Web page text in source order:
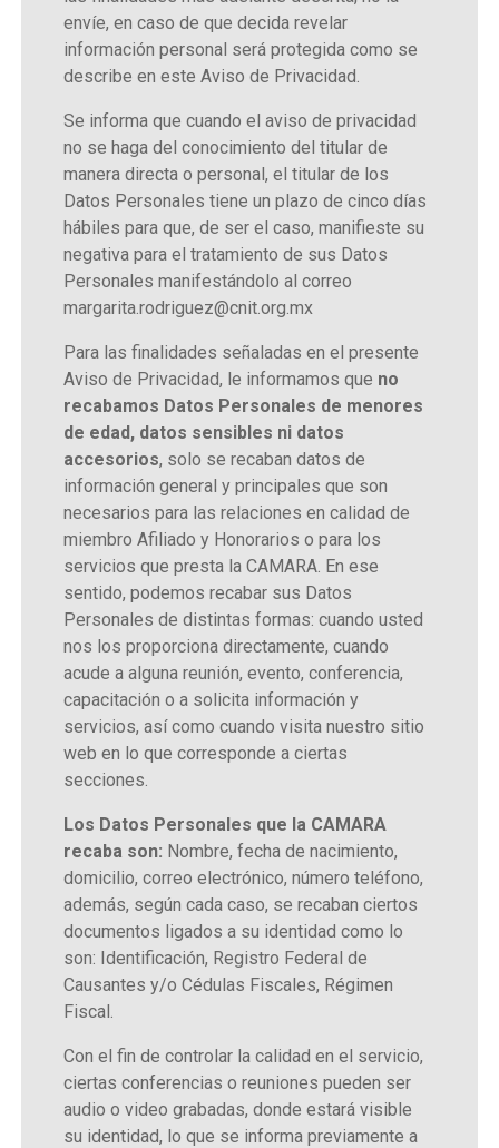
envíe, en caso de que decida revelar
información personal será protegida como se
describe en este Aviso de Privacidad.
Se informa que cuando el aviso de privacidad
no se haga del conocimiento del titular de
manera directa o personal, el titular de los
Datos Personales tiene un plazo de cinco días
hábiles para que, de ser el caso, manifieste su
negativa para el tratamiento de sus Datos
Personales manifestándolo al correo
margarita.rodriguez@cnit.org.mx
Para las finalidades señaladas en el presente
Aviso de Privacidad, le informamos que no
recabamos Datos Personales de menores
de edad, datos sensibles ni datos
accesorios, solo se recaban datos de
información general y principales que son
necesarios para las relaciones en calidad de
miembro Afiliado y Honorarios o para los
servicios que presta la CAMARA. En ese
sentido, podemos recabar sus Datos
Personales de distintas formas: cuando usted
nos los proporciona directamente, cuando
acude a alguna reunión, evento, conferencia,
capacitación o a solicita información y
servicios, así como cuando visita nuestro sitio
web en lo que corresponde a ciertas
secciones.
Los Datos Personales que la CAMARA
recaba son: Nombre, fecha de nacimiento,
domicilio, correo electrónico, número teléfono,
además, según cada caso, se recaban ciertos
documentos ligados a su identidad como lo
son: Identificación, Registro Federal de
Causantes y/o Cédulas Fiscales, Régimen
Fiscal.
Con el fin de controlar la calidad en el servicio,
ciertas conferencias o reuniones pueden ser
audio o video grabadas, donde estará visible
su identidad, lo que se informa previamente a